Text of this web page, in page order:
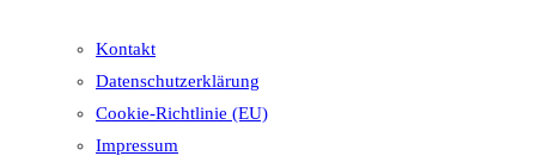
Kontakt
Datenschutzerklärung
Cookie-Richtlinie (EU)
Impressum